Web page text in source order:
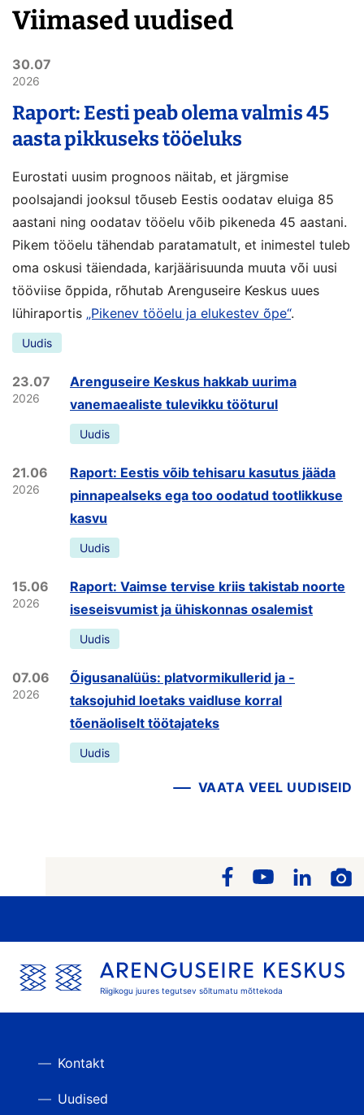
Viimased uudised
30.07
2026
Raport: Eesti peab olema valmis 45
aasta pikkuseks tööeluks
Eurostati uusim prognoos näitab, et järgmise
poolsajandi jooksul tõuseb Eestis oodatav eluiga 85
aastani ning oodatav tööelu võib pikeneda 45 aastani.
Pikem tööelu tähendab paratamatult, et inimestel tuleb
oma oskusi täiendada, karjäärisuunda muuta või uusi
tööviise õppida, rõhutab Arenguseire Keskus uues
lühiraportis „Pikenev tööelu ja elukestev õpe“.
Uudis
23.07
2026
Arenguseire Keskus hakkab uurima
vanemaealiste tulevikku tööturul
Uudis
21.06
2026
Raport: Eestis võib tehisaru kasutus jääda
pinnapealseks ega too oodatud tootlikkuse
kasvu
Uudis
15.06
2026
Raport: Vaimse tervise kriis takistab noorte
iseseisvumist ja ühiskonnas osalemist
Uudis
07.06
2026
Õigusanalüüs: platvormikullerid ja -
taksojuhid loetaks vaidluse korral
tõenäoliselt töötajateks
Uudis
VAATA VEEL UUDISEID
Riigikogu juures tegutsev sõltumatu mõttekoda
Kontakt
Uudised